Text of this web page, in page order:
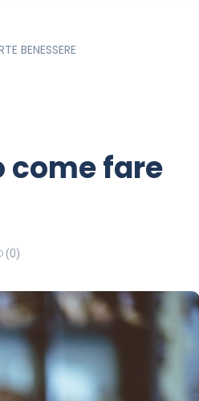
BENESSERE
come fare
(0)